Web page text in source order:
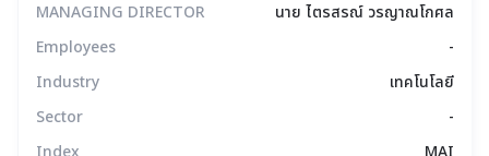
MANAGING DIRECTOR
นาย ไตรสรณ์ วรญาณโกศล
Employees
-
Industry
เทคโนโลยี
Sector
-